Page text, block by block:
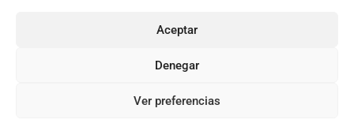
Aceptar
Denegar
Ver preferencias
Apúntate